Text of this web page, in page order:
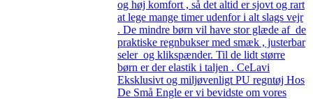
og høj komfort , så det altid er sjovt og rart
at lege mange timer udenfor i alt slags vejr
. De mindre børn vil have stor glæde af de
praktiske regnbukser med smæk , justerbar
seler og klikspænder. Til de lidt større
børn er der elastik i taljen . CeLavi
Eksklusivt og miljøvenligt PU regntøj Hos
De Små Engle er vi bevidste om vores